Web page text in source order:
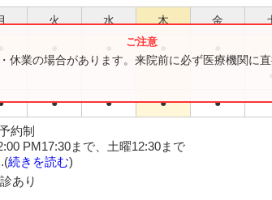
火 水 木 金
● ● ● ●
休業の場合があります。来院前に必ず医療機関に直
約制
PM17:30まで、土曜12:30まで
続きを読む)
あり